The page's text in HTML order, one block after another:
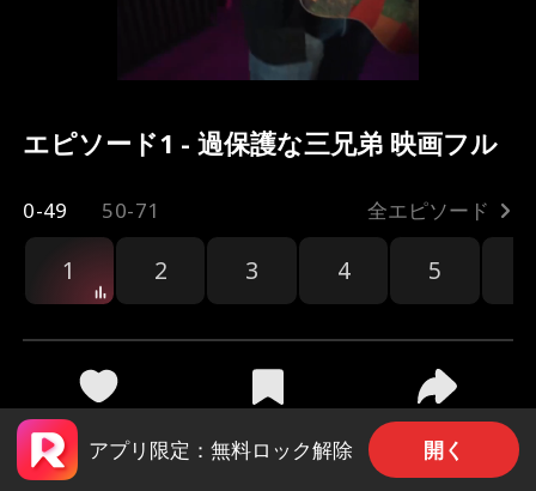
エピソード1 - 過保護な三兄弟 映画フル
0-49 50-71 全エピソード
1 2 3 4 5
2.8k 共有
アプリ限定：無料ロック解除 開く